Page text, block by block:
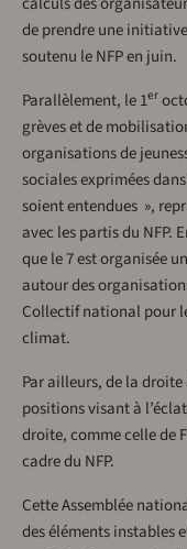
de prendre une
soutenu le NFP en juin.
Parallèlement, le 1er
grèves et de
organisations de
sociales exprimées
soient entendues »,
avec les partis du NFP.
que le 7 est organisée
autour des
Collectif national pour
climat.
Par ailleurs, de la
positions visant à
droite, comme celle de
cadre du NFP.
Cette Assemblée
des éléments instables